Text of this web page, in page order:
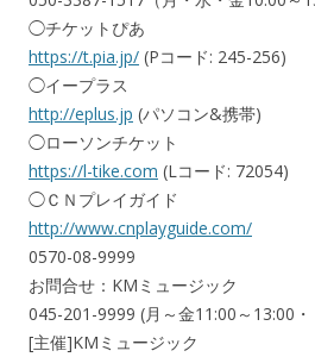
◯チケットぴあ
https://t.pia.jp/ (Pコード: 245-256)
◯イープラス
http://eplus.jp (パソコン&携帯)
◯ローソンチケット
https://l-tike.com (Lコード: 72054)
◯ＣＮプレイガイド
http://www.cnplayguide.com/
0570-08-9999
お問合せ：KMミュージック
045-201-9999 (月～金11:00～13:00
[主催]KMミュージック